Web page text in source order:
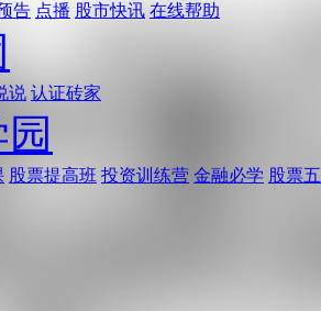
告 点播 股市快讯 在线帮助
说 认证砖家
股票提高班 投资训练营 金融必学 股票